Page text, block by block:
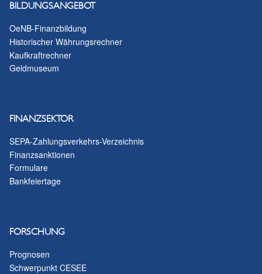
BILDUNGSANGEBOT
OeNB-Finanzbildung
Historischer Währungsrechner
Kaufkraftrechner
Geldmuseum
FINANZSEKTOR
SEPA-Zahlungsverkehrs-Verzeichnis
Finanzsanktionen
Formulare
Bankfeiertage
FORSCHUNG
Prognosen
Schwerpunkt CESEE